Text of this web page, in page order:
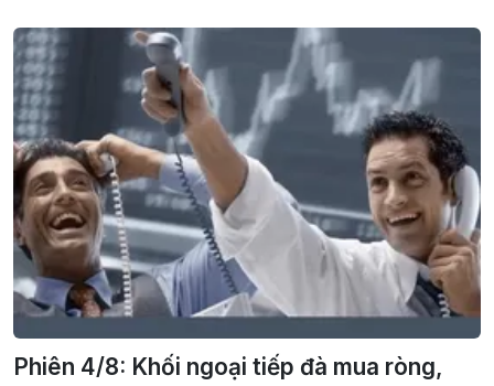
Phiên 4/8: Khối ngoại tiếp đà mua ròng,